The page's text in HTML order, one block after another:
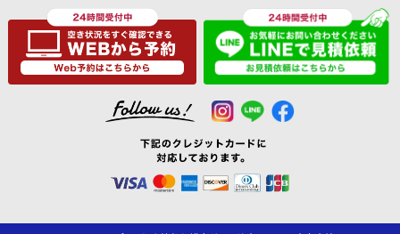
標準色でJISK5675に準拠した日射反射率が得られています。
おすすめ度